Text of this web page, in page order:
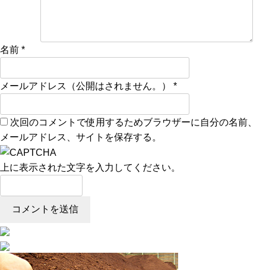
名前 *
メールアドレス（公開はされません。） *
次回のコメントで使用するためブラウザーに自分の名前、
メールアドレス、サイトを保存する。
上に表示された文字を入力してください。